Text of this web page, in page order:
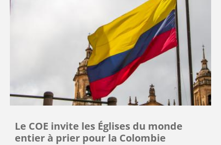
Le COE invite les Églises du monde
entier à prier pour la Colombie